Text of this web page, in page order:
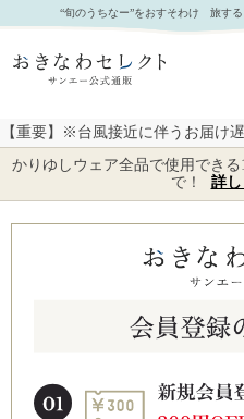
“旬のうちなー”をおすそわけ 旅す
【重要】※台風接近に伴うお届け
かりゆしウェア全品で使用でき
で！
詳